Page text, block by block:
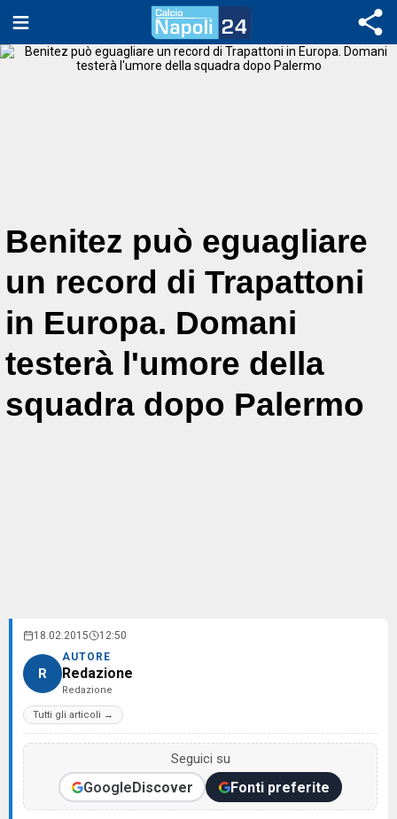
Benitez può eguagliare
un record di Trapattoni
in Europa. Domani
testerà l'umore della
squadra dopo Palermo
18.02.2015 12:50
R
AUTORE
Redazione
Redazione
Tutti gli articoli →
Seguici su
GoogleDiscover Fonti preferite